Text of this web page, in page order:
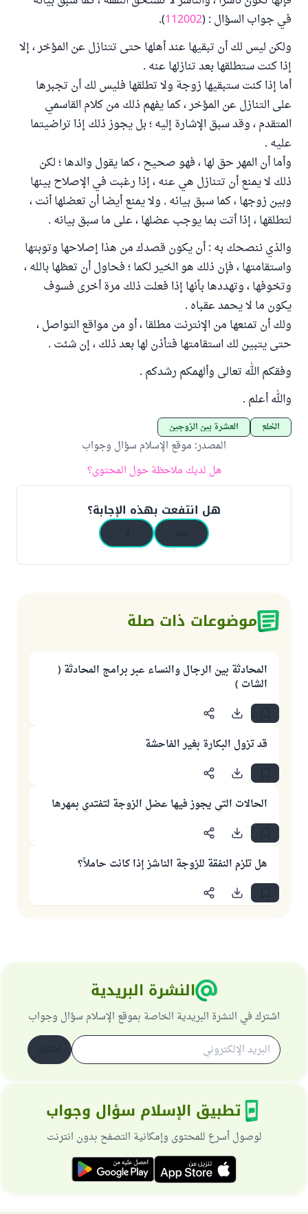
في جواب السؤال : (112002
).
ولكن ليس لك أن تبقيها عند أهلها حتى تتنازل عن المؤخر ، إلا
إذا كنت ستطلقها بعد تنازلها عنه .
أما إذا كنت ستبقيها زوجة ولا تطلقها فليس لك أن تجبرها
على التنازل عن المؤخر ، كما يفهم ذلك من كلام القاسمي
المتقدم ، وقد سبق الإشارة إليه ؛ بل يجوز ذلك إذا تراضيتما
عليه .
وأما أن المهر حق لها ، فهو صحيح ، كما يقول والدها ؛ لكن
ذلك لا يمنع أن تتنازل هي عنه ، إذا رغبت في الإصلاح بينها
وبين زوجها ، كما سبق بيانه . ولا يمنع أيضا أن تعضلها أنت ،
لتطلقها ، إذا أتت بما يوجب عضلها ، على ما سبق بيانه .
والذي ننصحك به : أن يكون قصدك من هذا إصلاحها وتوبتها
واستقامتها ، فإن ذلك هو الخير لكما ؛ فحاول أن تعظها بالله ،
وتخوفها ، وتهددها بأنها إذا فعلت ذلك مرة أخرى فسوف
يكون ما لا يحمد عقباه .
ولك أن تمنعها من الإنترنت مطلقا ، أو من مواقع التواصل ،
حتى يتبين لك استقامتها فتأذن لها بعد ذلك ، إن شئت .
وفقكم الله تعالى وألهمكم رشدكم .
والله أعلم .
الخلع العشرة بين الزوجين
المصدر: موقع الإسلام سؤال وجواب
هل لديك ملاحظة حول المحتوى؟
هل انتفعت بهذه الإجابة؟
موضوعات ذات صلة
المحادثة بين الرجال والنساء عبر برامج المحادثة (
الشات )
قد تزول البكارة بغير الفاحشة
الحالات التي يجوز فيها عضل الزوجة لتفتدي بمهرها
هل تلزم النفقة للزوجة الناشز إذا كانت حاملاً؟
النشرة البريدية
اشترك في النشرة البريدية الخاصة بموقع الإسلام سؤال وجواب
تطبيق الإسلام سؤال وجواب
لوصول أسرع للمحتوى وإمكانية التصفح بدون انترنت